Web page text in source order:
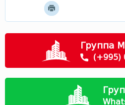
Мцхета - Мтианети
Самцхе - Джавахети
Лечхуми
Группа
(+995)